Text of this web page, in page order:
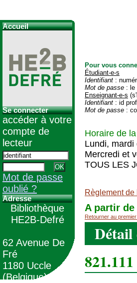
Pour vous
Étudiant-e-s
Identifiant :
Mot de passe : le
Enseignant-e-s
Identifiant : id
Mot de passe :
Horaire de
Lundi, mardi
Mercredi et
TOUS LES
Règlement
A partir
Retourner au
Accueil
Se connecter
accéder à votre
compte de
lecteur
Mot de passe
oublié ?
Adresse
Bibliothèque
HE2B-Defré
62 Avenue De
Fré
1180 Uccle
(Belgique)